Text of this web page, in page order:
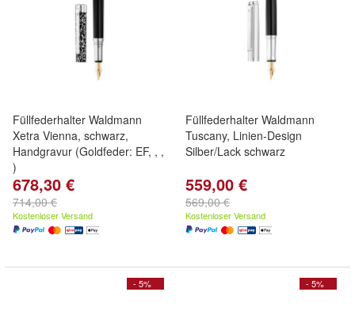
Füllfederhalter Waldmann
Xetra Vienna, schwarz,
Handgravur (Goldfeder: EF, , ,
)
678,30 €
714,00 €
Kostenloser Versand
Füllfederhalter Waldmann
Tuscany, Linien-Design
Silber/Lack schwarz
559,00 €
569,00 €
Kostenloser Versand
- 5% - 5%